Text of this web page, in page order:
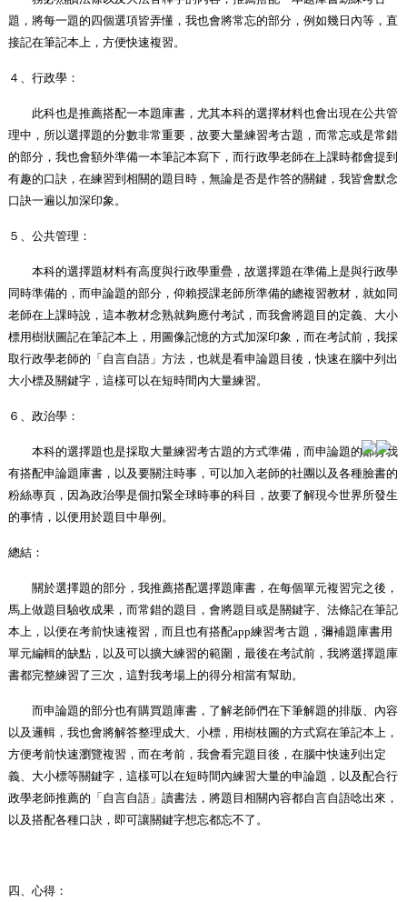
題，將每一題的四個選項皆弄懂，我也會將常忘的部分，例如幾日內等，直
接記在筆記本上，方便快速複習。
４、行政學：
此科也是推薦搭配一本題庫書，尤其本科的選擇材料也會出現在公共管
理中，所以選擇題的分數非常重要，故要大量練習考古題，而常忘或是常錯
的部分，我也會額外準備一本筆記本寫下，而行政學老師在上課時都會提到
有趣的口訣，在練習到相關的題目時，無論是否是作答的關鍵，我皆會默念
口訣一遍以加深印象。
５、公共管理：
本科的選擇題材料有高度與行政學重疊，故選擇題在準備上是與行政學
同時準備的，而申論題的部分，仰賴授課老師所準備的總複習教材，就如同
老師在上課時說，這本教材念熟就夠應付考試，而我會將題目的定義、大小
標用樹狀圖記在筆記本上，用圖像記憶的方式加深印象，而在考試前，我採
取行政學老師的「自言自語」方法，也就是看申論題目後，快速在腦中列出
大小標及關鍵字，這樣可以在短時間內大量練習。
６、政治學：
本科的選擇題也是採取大量練習考古題的方式準備，而申論題的部分我
有搭配申論題庫書，以及要關注時事，可以加入老師的社團以及各種臉書的
粉絲專頁，因為政治學是個扣緊全球時事的科目，故要了解現今世界所發生
的事情，以便用於題目中舉例。
總結：
關於選擇題的部分，我推薦搭配選擇題庫書，在每個單元複習完之後，
馬上做題目驗收成果，而常錯的題目，會將題目或是關鍵字、法條記在筆記
本上，以便在考前快速複習，而且也有搭配app練習考古題，彌補題庫書用
單元編輯的缺點，以及可以擴大練習的範圍，最後在考試前，我將選擇題庫
書都完整練習了三次，這對我考場上的得分相當有幫助。
而申論題的部分也有購買題庫書，了解老師們在下筆解題的排版、內容
以及邏輯，我也會將解答整理成大、小標，用樹枝圖的方式寫在筆記本上，
方便考前快速瀏覽複習，而在考前，我會看完題目後，在腦中快速列出定
義、大小標等關鍵字，這樣可以在短時間內練習大量的申論題，以及配合行
政學老師推薦的「自言自語」讀書法，將題目相關內容都自言自語唸出來，
以及搭配各種口訣，即可讓關鍵字想忘都忘不了。
四、心得：